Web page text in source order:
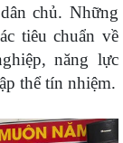
chủ. Những
tiêu chuẩn về
năng lực
thể tín nhiệm.